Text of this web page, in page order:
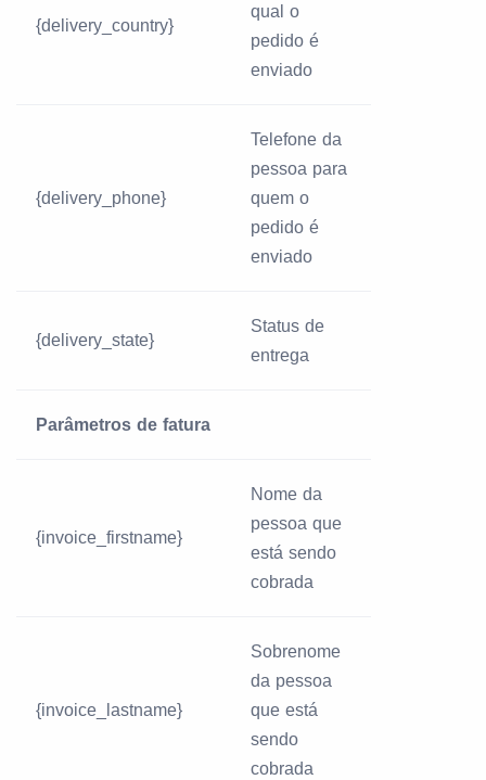
{delivery_country}
qual o
pedido é
enviado
{delivery_phone}
Telefone da
pessoa para
quem o
pedido é
enviado
{delivery_state}
Status de
entrega
Parâmetros de fatura
{invoice_firstname}
Nome da
pessoa que
está sendo
cobrada
{invoice_lastname}
Sobrenome
da pessoa
que está
sendo
cobrada